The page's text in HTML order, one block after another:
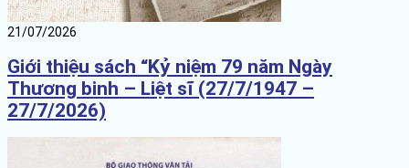
21/07/2026
Giới thiệu sách “Kỷ niệm 79 năm Ngày
Thương binh – Liệt sĩ (27/7/1947 –
27/7/2026)